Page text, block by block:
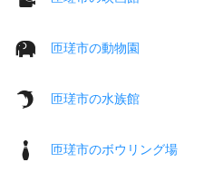
匝瑳市の動物園
匝瑳市の水族館
匝瑳市のボウリング場